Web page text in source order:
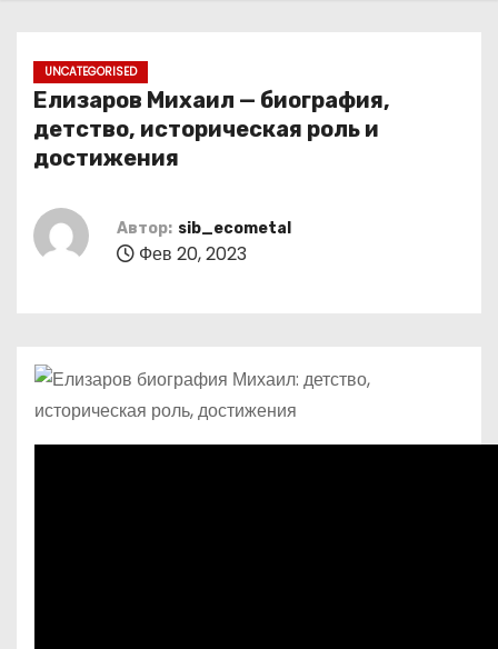
UNCATEGORISED
Елизаров Михаил — биография,
детство, историческая роль и
достижения
Автор: sib_ecometal
Фев 20, 2023